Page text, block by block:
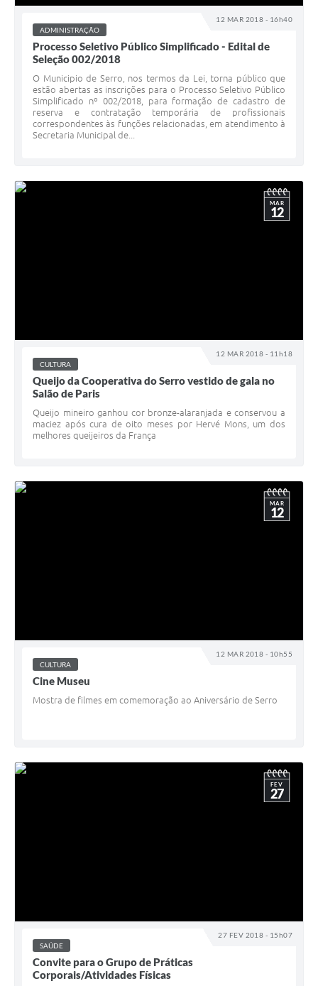
Links
Audiências Públicas
Galeria de Fotos
Galeria de Vídeos
Telefones Úteis
12 MAR 2018 - 16h40
ADMINISTRAÇÃO
Processo Seletivo Público Simplificado - Edital de
Seleção 002/2018
O Municipio de Serro, nos termos da Lei, torna público que
estão abertas as inscrições para o Processo Seletivo Público
Simplificado nº 002/2018, para formação de cadastro de
reserva e contratação temporária de profissionais
correspondentes às funções relacionadas, em atendimento à
Secretaria Municipal de...
12 MAR 2018 - 11h18
MAR
12
CULTURA
Queijo da Cooperativa do Serro vestido de gala no
Salão de Paris
Queijo mineiro ganhou cor bronze-alaranjada e conservou a
maciez após cura de oito meses por Hervé Mons, um dos
melhores queijeiros da França
12 MAR 2018 - 10h55
MAR
12
CULTURA
Cine Museu
Mostra de filmes em comemoração ao Aniversário de Serro
27 FEV 2018 - 15h07
FEV
27
SAÚDE
Convite para o Grupo de Práticas
Corporais/Atividades Físicas